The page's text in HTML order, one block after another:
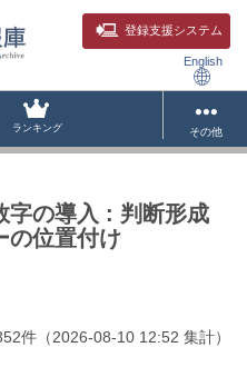
登録支援システム
English
ランキング その他
字の導入 : 判断形成
の位置付け
件 （2026-08-10 12:52 集計）